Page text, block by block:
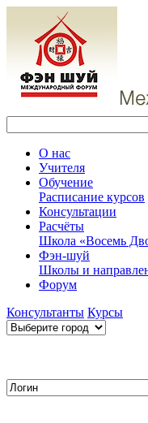
О нас
Учителя
Обучение
Расписание курсов
Консультации
Расчёты
Школа «Восемь
Фэн-шуй
Школы и
Форум
Консультанты Курсы